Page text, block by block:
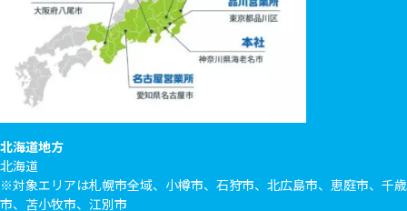
北海道地方
北海道
※対象エリアは札幌市全域、小樽市、石狩市、北広島市、恵庭市、千歳
市、苫小牧市、江別市